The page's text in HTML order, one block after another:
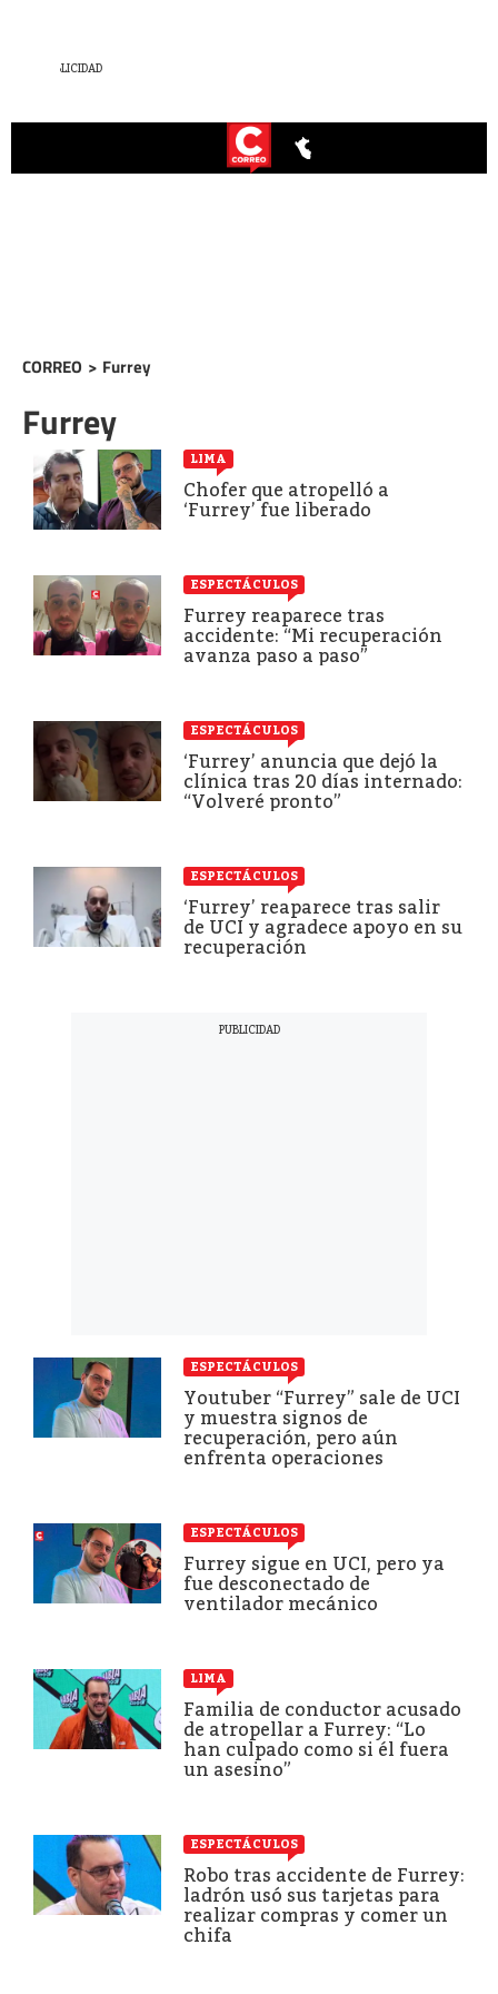
CORREO > Furrey
Furrey
LIMA
Chofer que atropelló a
‘Furrey’ fue liberado
ESPECTÁCULOS
Furrey reaparece tras
accidente: “Mi recuperación
avanza paso a paso”
ESPECTÁCULOS
‘Furrey’ anuncia que dejó la
clínica tras 20 días internado:
“Volveré pronto”
ESPECTÁCULOS
‘Furrey’ reaparece tras salir
de UCI y agradece apoyo en su
recuperación
ESPECTÁCULOS
Youtuber “Furrey” sale de UCI
y muestra signos de
recuperación, pero aún
enfrenta operaciones
ESPECTÁCULOS
Furrey sigue en UCI, pero ya
fue desconectado de
ventilador mecánico
LIMA
Familia de conductor acusado
de atropellar a Furrey: “Lo
han culpado como si él fuera
un asesino”
ESPECTÁCULOS
Robo tras accidente de Furrey:
ladrón usó sus tarjetas para
realizar compras y comer un
chifa